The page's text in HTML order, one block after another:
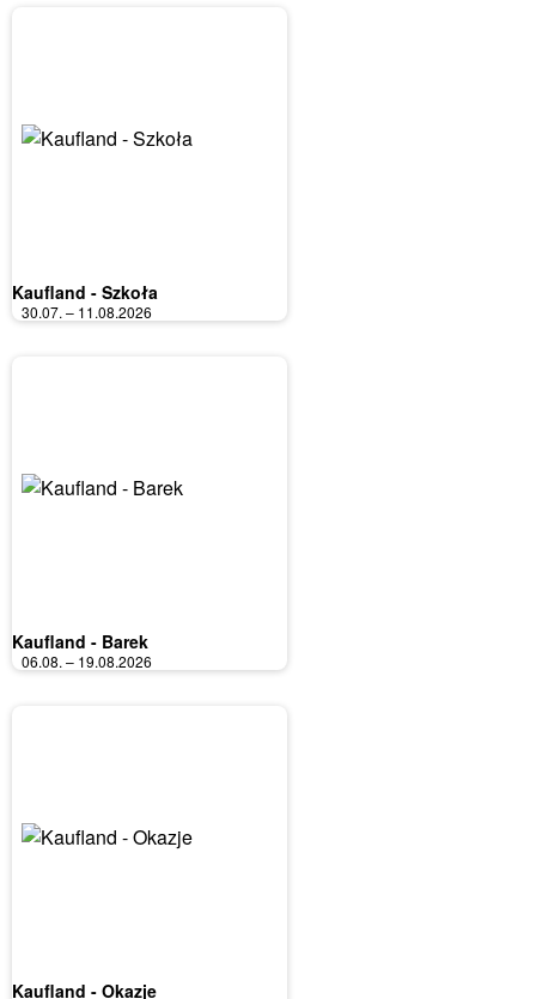
Kaufland - Szkoła
30.07. – 11.08.2026
Kaufland - Barek
06.08. – 19.08.2026
Kaufland - Okazje